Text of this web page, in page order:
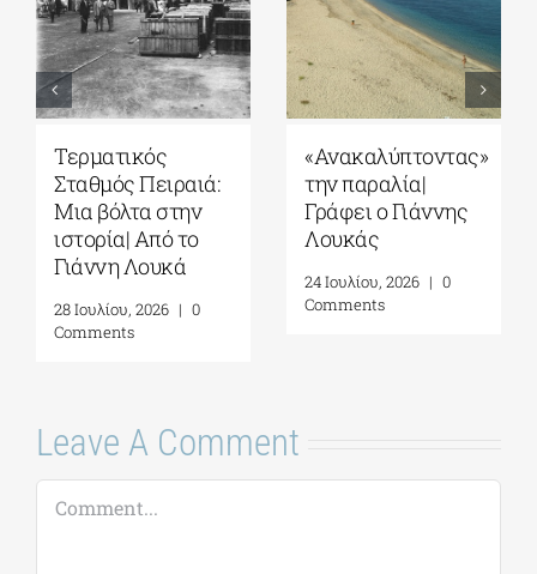
«Ανακαλύπτοντας»
την παραλία|
Γράφει ο Γιάννης
Λουκάς
24 Ιουλίου, 2026
Comments
Σπέτσες:
όπου η
παραμένει
Leave A Comment
Comment